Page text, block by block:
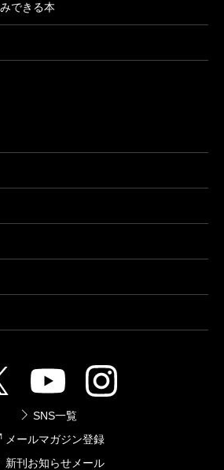
できる本
SNS一覧
メールマガジン登録
新刊お知らせメール